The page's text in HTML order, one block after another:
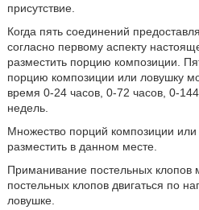
присутствие.
Когда пять соединений
согласно первому аспекту
разместить порцию композиции.
порцию композиции или ловушку
время 0-24 часов, 0-72 часов, 0-
недель.
Множество порций композиции
разместить в данном месте.
Приманивание постельных клопов
постельных клопов двигаться по
ловушке.